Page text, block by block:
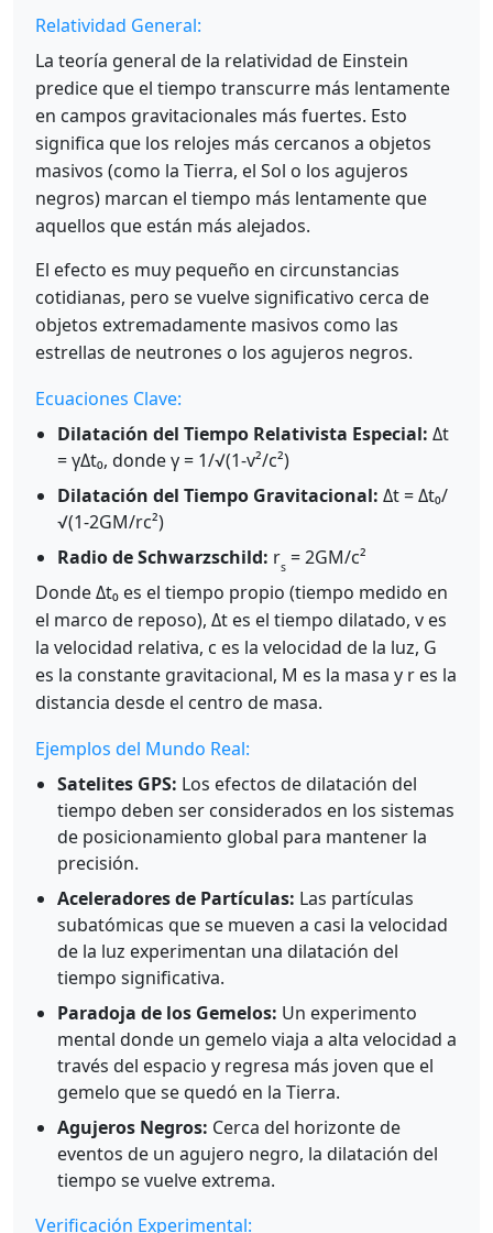
Relatividad General:
La teoría general de la relatividad de Einstein
predice que el tiempo transcurre más lentamente
en campos gravitacionales más fuertes. Esto
significa que los relojes más cercanos a objetos
masivos (como la Tierra, el Sol o los agujeros
negros) marcan el tiempo más lentamente que
aquellos que están más alejados.
El efecto es muy pequeño en circunstancias
cotidianas, pero se vuelve significativo cerca de
objetos extremadamente masivos como las
estrellas de neutrones o los agujeros negros.
Ecuaciones Clave:
Dilatación del Tiempo Relativista Especial: Δt
= γΔt₀, donde γ = 1/√(1-v²/c²)
Dilatación del Tiempo Gravitacional: Δt = Δt₀/
√(1-2GM/rc²)
Radio de Schwarzschild: rs = 2GM/c²
Donde Δt₀ es el tiempo propio (tiempo medido en
el marco de reposo), Δt es el tiempo dilatado, v es
la velocidad relativa, c es la velocidad de la luz, G
es la constante gravitacional, M es la masa y r es la
distancia desde el centro de masa.
Ejemplos del Mundo Real:
Satelites GPS: Los efectos de dilatación del
tiempo deben ser considerados en los sistemas
de posicionamiento global para mantener la
precisión.
Aceleradores de Partículas: Las partículas
subatómicas que se mueven a casi la velocidad
de la luz experimentan una dilatación del
tiempo significativa.
Paradoja de los Gemelos: Un experimento
mental donde un gemelo viaja a alta velocidad a
través del espacio y regresa más joven que el
gemelo que se quedó en la Tierra.
Agujeros Negros: Cerca del horizonte de
eventos de un agujero negro, la dilatación del
tiempo se vuelve extrema.
Verificación Experimental: